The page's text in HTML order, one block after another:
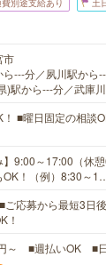
費別途支給あり 土
市
---分／夙川駅から
)駅から---分／武庫
■曜日固定の相談
】9:00～17:00（休
OK！（例）8:30～
応募から最短3日
！
～ ■週払いOK ■